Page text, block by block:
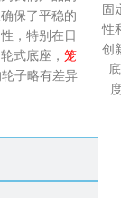
保了平稳的
，特别在日
式底座， 笼
子略有差异
固
性
创